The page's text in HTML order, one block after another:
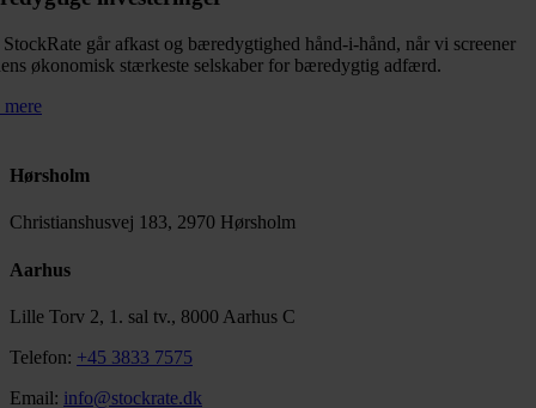
går afkast og bæredygtighed hånd-i-hånd, når vi screener
økonomisk stærkeste selskaber for bæredygtig adfærd.
Hørsholm
Christianshusvej 183, 2970 Hørsholm
Aarhus
Lille Torv 2, 1. sal tv., 8000 Aarhus C
Telefon: +45 3833 7575
Email: info@stockrate.dk